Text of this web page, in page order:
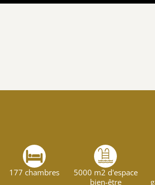
177 chambres
5000 m2 d'espace
bien-être